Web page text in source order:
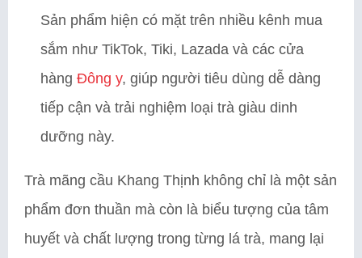
Sản phẩm hiện có mặt trên nhiều kênh mua
sắm như TikTok, Tiki, Lazada và các cửa
hàng Đông y, giúp người tiêu dùng dễ dàng
tiếp cận và trải nghiệm loại trà giàu dinh
dưỡng này.
Trà mãng cầu Khang Thịnh không chỉ là một sản
phẩm đơn thuần mà còn là biểu tượng của tâm
huyết và chất lượng trong từng lá trà, mang lại